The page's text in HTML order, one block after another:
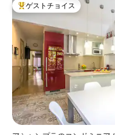
大好評のゲストチョイスです。
ゲストチョイス